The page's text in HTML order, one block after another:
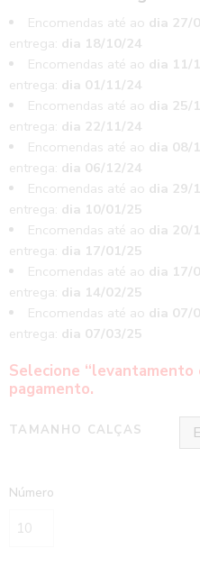
Encomendas até ao dia 27/
entrega: dia 18/10/24
Encomendas até ao dia 11/
entrega: dia 01/11/24
Encomendas até ao dia 25/
entrega: dia 22/11/24
Encomendas até ao dia 08/
entrega: dia 06/12/24
Encomendas até ao dia 29/
entrega: dia 10/01/25
Encomendas até ao dia 20/
entrega: dia 17/01/25
Encomendas até ao dia 17/
entrega: dia 14/02/25
Encomendas até ao dia 07/
entrega: dia 07/03/25
Selecione “levantamento
pagamento.
TAMANHO CALÇAS
Número